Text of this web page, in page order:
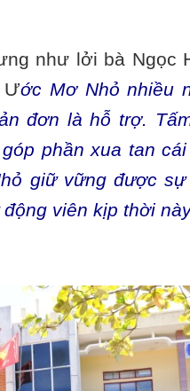
như lởi bà Ngọc
Ước Mơ Nhỏ nhiều
đơn là hỗ trợ.
phần xua tan
giữ vững được
viên kịp thời